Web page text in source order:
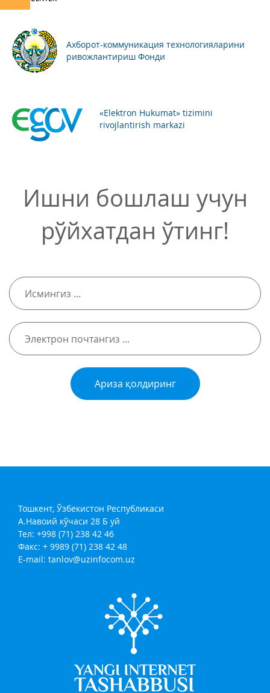
Ахборот-коммуникация технологияларини
ривожлантириш Фонди
«Elektron Hukumat» tizimini
rivojlantirish markazi
Ишни бошлаш учун
рўйхатдан ўтинг!
Ариза қолдиринг
Тошкент, Ўзбекистон Республикаси
А.Навоий кўчаси 28 Б уй
Тел: +998 (71) 238 42 46
Факс: + 9989 (71) 238 42 48
E-mail: tanlov@uzinfocom.uz